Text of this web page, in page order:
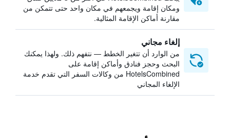
ومكان إقامة ويجمعهم في مكان واحد حتى تتمكن من
مقارنة أماكن الإقامة المثالية.
إلغاء مجاني
من الوارد أن تتغير الخطط — نتفهم ذلك. ولهذا يمكنك
البحث وحجز فنادق وأماكن إقامة على
HotelsCombined من وكالات السفر التي تقدم خدمة
الإلغاء المجاني